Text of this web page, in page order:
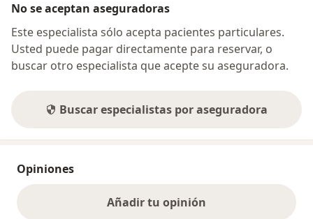
No se aceptan aseguradoras
Este especialista sólo acepta pacientes particulares.
Usted puede pagar directamente para reservar, o
buscar otro especialista que acepte su aseguradora.
Buscar especialistas por aseguradora
Opiniones
Añadir tu opinión